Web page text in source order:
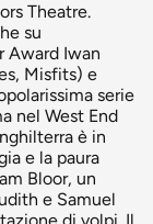
Theatre.
su
Award Iwan
Misfits) e
serie
nel West End
è in
e la paura
Bloor, un
e Samuel